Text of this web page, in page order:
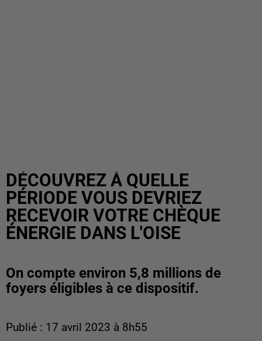
DÉCOUVREZ À QUELLE
PÉRIODE VOUS DEVRIEZ
RECEVOIR VOTRE CHÈQUE
ÉNERGIE DANS L'OISE
On compte environ 5,8 millions de
foyers éligibles à ce dispositif.
Publié : 17 avril 2023 à 8h55